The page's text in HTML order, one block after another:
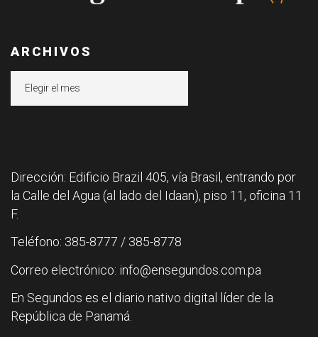
ARCHIVOS
Dirección: Edificio Brazil 405, vía Brasil, entrando por
la Calle del Agua (al lado del Idaan), piso 11, oficina 11
F.
Teléfono: 385-8777 / 385-8778
Correo electrónico: info@ensegundos.com.pa
En Segundos es el diario nativo digital líder de la
República de Panamá.